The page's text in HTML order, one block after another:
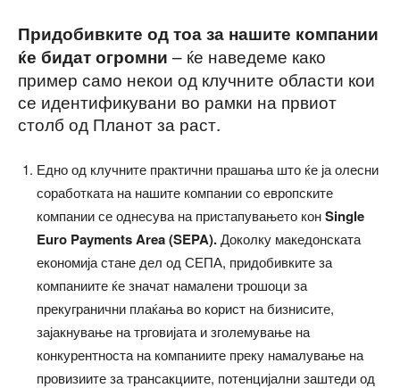
Придобивките од тоа за нашите компании
ќе бидат огромни – ќе наведеме како
пример само некои од клучните области кои
се идентификувани во рамки на првиот
столб од Планот за раст.
Едно од клучните практични прашања што ќе ја олесни
соработката на нашите компании со европските
компании се однесува на пристапувањето конSingle
Euro Payments Area (SEPA).Доколку македонската
економија стане дел од СЕПА, придобивките за
компаниите ќе значат намалени трошоци за
прекугранични плаќања во корист на бизнисите,
зајакнување на трговијата и зголемување на
конкурентноста на компаниите преку намалување на
провизиите за трансакциите, потенцијални заштеди од